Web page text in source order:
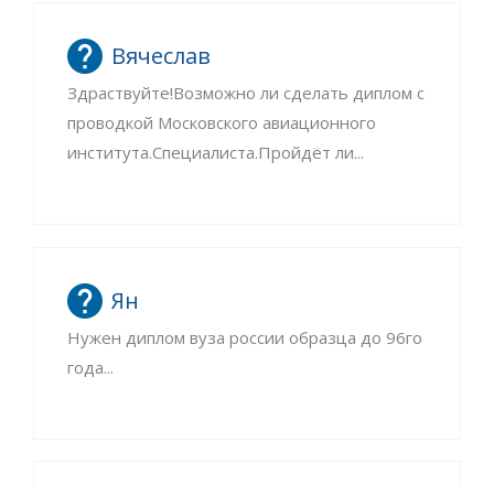
Вячеслав
Здраствуйте!Возможно ли сделать диплом с
проводкой Московского авиационного
института.Специалиста.Пройдёт ли...
Ян
Нужен диплом вуза россии образца до 96го
года...